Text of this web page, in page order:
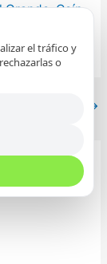
Grande,Coín,
→
el tráfico y
o